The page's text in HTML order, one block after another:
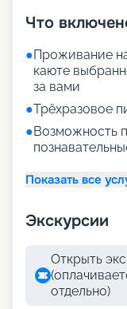
Что
●Проживание
каюте
за вами
●Трёхразовое
●Возможность
Показать все
Экскурсии
Открыть
отдельно)